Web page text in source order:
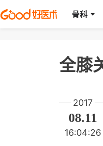
骨科
全膝
2017
08.11
16:04:26